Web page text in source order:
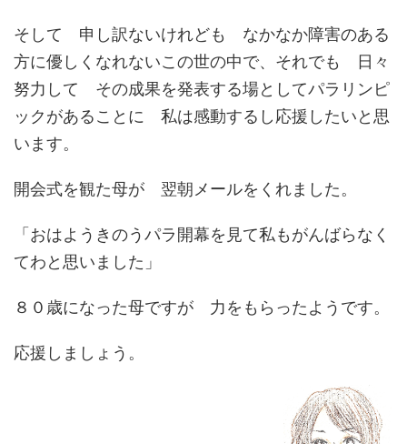
そして 申し訳ないけれども なかなか障害のある
方に優しくなれないこの世の中で、それでも 日々
努力して その成果を発表する場としてパラリンピ
ックがあることに 私は感動するし応援したいと思
います。
開会式を観た母が 翌朝メールをくれました。
「おはようきのうパラ開幕を見て私もがんばらなく
てわと思いました」
８０歳になった母ですが 力をもらったようです。
応援しましょう。